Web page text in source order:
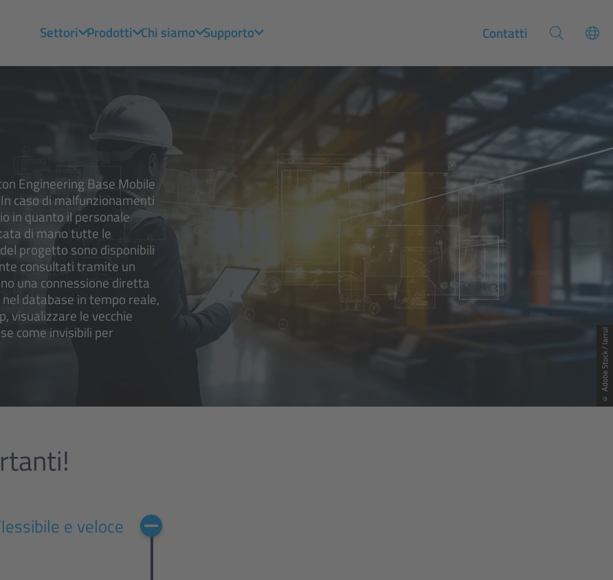
Settori Prodotti Chi siamo Supporto Contatti
© Adobe Stock / larrui
Engineering Base Mobile
caso di malfunzionamenti
in quanto il personale
di mano tutte le
progetto sono disponibili
consultati tramite un
una connessione diretta
database in tempo reale,
visualizzare le vecchie
come invisibili per
e veloce